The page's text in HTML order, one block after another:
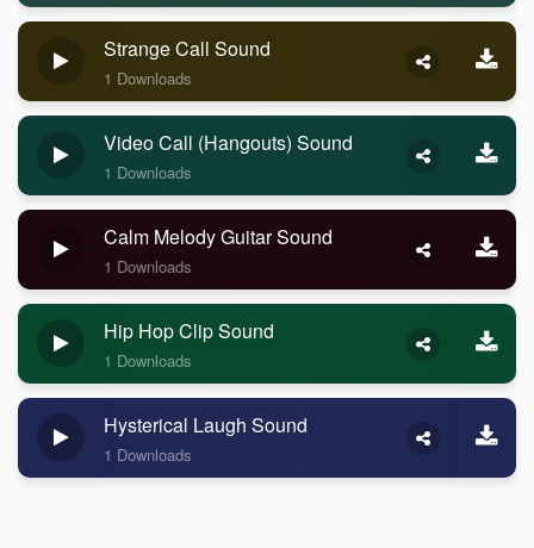
Strange Call Sound
1 Downloads
Video Call (Hangouts) Sound
1 Downloads
Calm Melody Guitar Sound
1 Downloads
Hip Hop Clip Sound
1 Downloads
Hysterical Laugh Sound
1 Downloads